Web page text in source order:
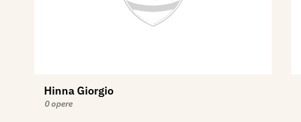
Hinna Giorgio
0 opere